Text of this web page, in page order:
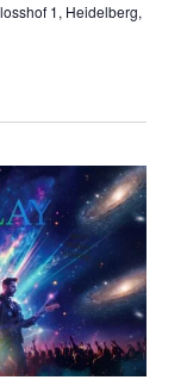
1, Heidelberg,